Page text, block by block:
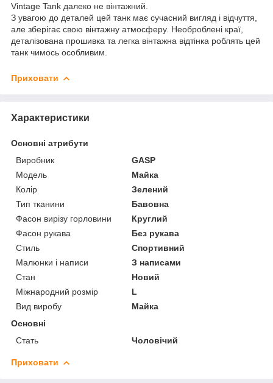
Vintage Tank далеко не вінтажний.
З увагою до деталей цей танк має сучасний вигляд і відчуття,
але зберігає свою вінтажну атмосферу. Необроблені краї,
деталізована прошивка та легка вінтажна відтінка роблять цей
танк чимось особливим.
Приховати
Характеристики
Основні атрибути
Виробник
GASP
Модель
Майка
Колір
Зелений
Тип тканини
Бавовна
Фасон вирізу горловини
Круглий
Фасон рукава
Без рукава
Стиль
Спортивний
Малюнки і написи
З написами
Стан
Новий
Міжнародний розмір
L
Вид виробу
Майка
Основні
Стать
Чоловічий
Приховати